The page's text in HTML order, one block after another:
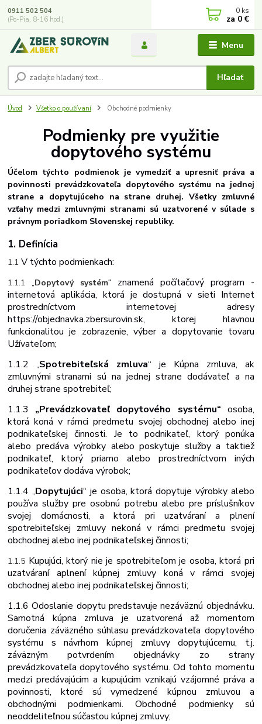
Menu
Hľadať
0911 502 504
(Po-Pia, 8-16 hod.)
0 ks
za 0 €
Úvod Všetko o používaní Obchodné podmienky
Podmienky pre využitie
dopytového systému
Účelom týchto podmienok je vymedziť a upresniť práva a
povinnosti prevádzkovateľa dopytového systému na jednej
strane a dopytujúceho na strane druhej. Všetky zmluvné
vzťahy medzi zmluvnými stranami sú uzatvorené v súlade s
právnym poriadkom Slovenskej republiky.
1. Definícia
1.1V týchtopodmienkach:
1.1.1 „Dopytový systém“ znamená počítačový program -
internetová aplikácia, ktorá je dostupná v sieti Internet
prostredníctvom internetovej adresy
https://objednavka.zbersurovin.sk, ktorej hlavnou
funkcionalitou je zobrazenie, výber a dopytovanie tovaru
Užívateľom;
1.1.2„Spotrebiteľská zmluva“ je Kúpna zmluva, ak
zmluvnými stranami sú na jednej strane dodávateľ a na
druhej strane spotrebiteľ;
1.1.3 „Prevádzkovateľ dopytového systému“ osoba,
ktorá koná v rámci predmetu svojej obchodnej alebo inej
podnikateľskej činnosti. Je to podnikateľ, ktorý ponúka
alebo predáva výrobky alebo poskytuje služby a taktiež
podnikateľ, ktorý priamo alebo prostredníctvom iných
podnikateľov dodáva výrobok;
1.1.4 „Dopytujúci“ je osoba, ktorá dopytuje výrobky alebo
používa služby pre osobnú potrebu alebo pre príslušníkov
svojej domácnosti, a ktorá pri uzatváraní a plnení
spotrebiteľskej zmluvy nekoná v rámci predmetu svojej
obchodnej alebo inej podnikateľskej činnosti;
1.1.5 Kupujúci,ktorý nieje spotrebiteľomje osoba,ktorá pri
uzatváraní aplnení kúpnej zmluvy koná v rámci svojej
obchodnej alebo inej podnikateľskej činnosti;
1.1.6Odoslanie dopytu predstavuje nezáväznú objednávku.
Samotná kúpna zmluva je uzatvorená až momentom
doručenia záväzného súhlasu prevádzkovateľa dopytového
systému s návrhom kúpnej zmluvy dopytujúcemu, t.j.
záväzným potvrdením objednávky zo strany
prevádzkovateľa dopytového systému. Od tohto momentu
medzi predávajúcim a kupujúcim vznikajú vzájomné práva a
povinnosti, ktoré sú vymedzené kúpnou zmluvou a
obchodnými podmienkami. Obchodné podmienky sú
neoddeliteľnou súčasťou kúpnej zmluvy;